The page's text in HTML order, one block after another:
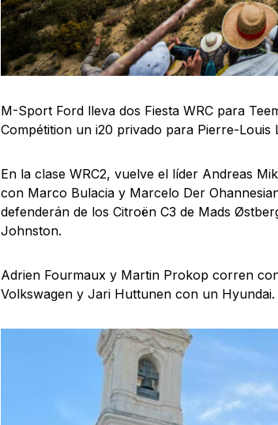
M-Sport Ford lleva dos Fiesta WRC para
Compétition un i20 privado para Pierre-Louis
En la clase WRC2, vuelve el líder Andreas
con Marco Bulacia y Marcelo Der
defenderán de los Citroën C3 de Mads
Johnston.
Adrien Fourmaux y Martin Prokop corren
Volkswagen y Jari Huttunen con un Hyundai.